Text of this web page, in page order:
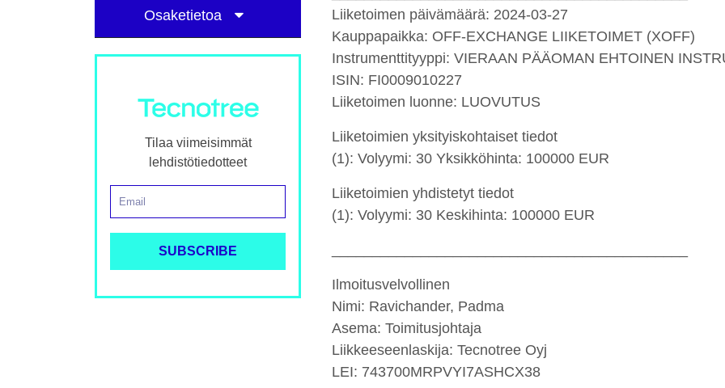
Osaketietoa
Tilaa viimeisimmät
lehdistötiedotteet
Liiketoimen päivämäärä: 2024-03-27
Kauppapaikka: OFF-EXCHANGE LIIKETOIMET (XOFF)
Instrumenttityyppi: VIERAAN PÄÄOMAN EHTOINEN
ISIN: FI0009010227
Liiketoimen luonne: LUOVUTUS
Liiketoimien yksityiskohtaiset tiedot
(1): Volyymi: 30 Yksikköhinta: 100000 EUR
Liiketoimien yhdistetyt tiedot
(1): Volyymi: 30 Keskihinta: 100000 EUR
Ilmoitusvelvollinen
Nimi: Ravichander, Padma
Asema: Toimitusjohtaja
Liikkeeseenlaskija: Tecnotree Oyj
LEI: 743700MRPVYI7ASHCX38